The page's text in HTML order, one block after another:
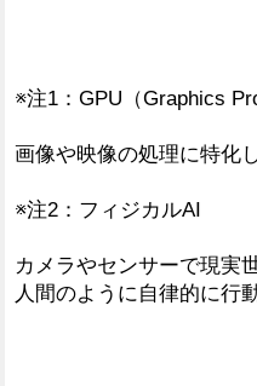
※注1：GPU（Graphics
画像や映像の処理に特化
※注2：フィジカルAI
カメラやセンサーで現実
人間のように自律的に行